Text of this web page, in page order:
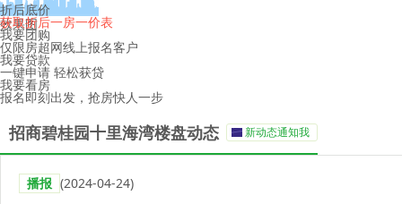
效果图
折后底价
获取折后一房一价表
我要团购
仅限房超网线上报名客户
我要贷款
一键申请 轻松获贷
我要看房
报名即刻出发，抢房快人一步
招商碧桂园十里海湾楼盘动态 新动态通知我
播报 (2024-04-24)